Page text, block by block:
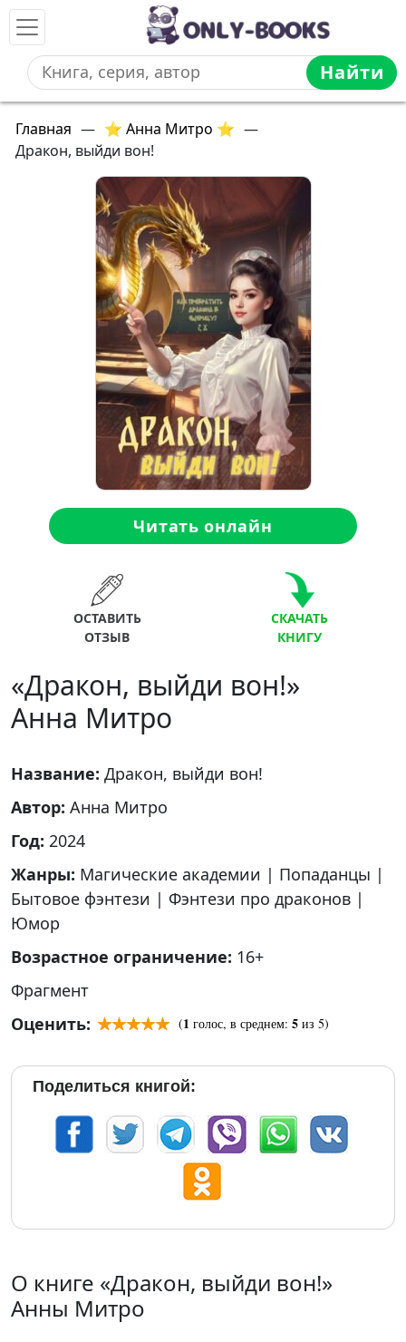
Найти
Главная — ⭐ Анна Митро ⭐ —
Дракон, выйди вон!
Читать онлайн
ОСТАВИТЬ
ОТЗЫВ
СКАЧАТЬ
КНИГУ
«Дракон, выйди вон!»
Анна Митро
Название: Дракон, выйди вон!
Автор: Анна Митро
Год: 2024
Жанры: Магические академии | Попаданцы |
Бытовое фэнтези | Фэнтези про драконов |
Юмор
Возрастное ограничение: 16+
Фрагмент
Оценить:
(1 голос, в среднем: 5 из 5)
Поделиться книгой:
О книге «Дракон, выйди вон!»
Анны Митро